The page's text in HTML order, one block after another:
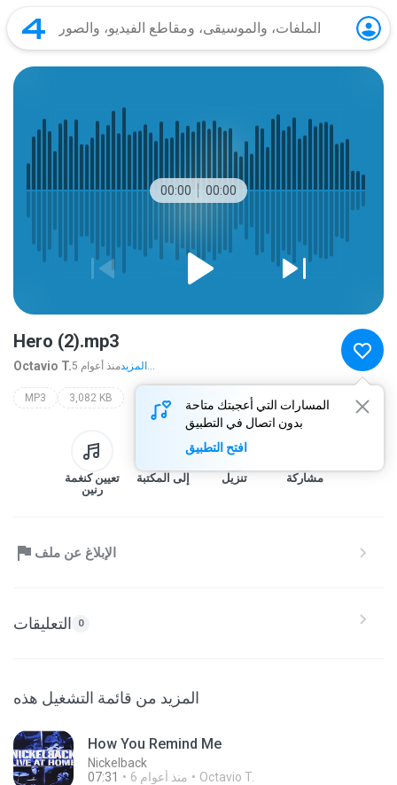
00:00 00:00
المسارات التي أعجبتك متاحة
بدون اتصال في التطبيق
افتح التطبيق
Hero (2).mp3
Octavio T. 5 منذ أعوام المزيد...
MP3 3,082 KB
تعيين كنغمة
رنين
إلى المكتبة تنزيل مشاركة
الإبلاغ عن ملف
التعليقات 0
المزيد من قائمة التشغيل هذه
How You Remind Me
Nickelback
07:31
6 منذ أعوام Octavio T.